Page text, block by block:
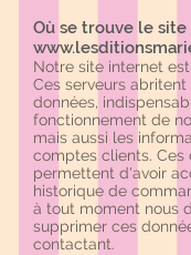
Où se trouve le site
Notre site internet
Ces serveurs
données,
fonctionnement de
mais aussi les
comptes clients. Ces
permettent d'avoir
historique de
à tout moment nous
supprimer ces
contactant.